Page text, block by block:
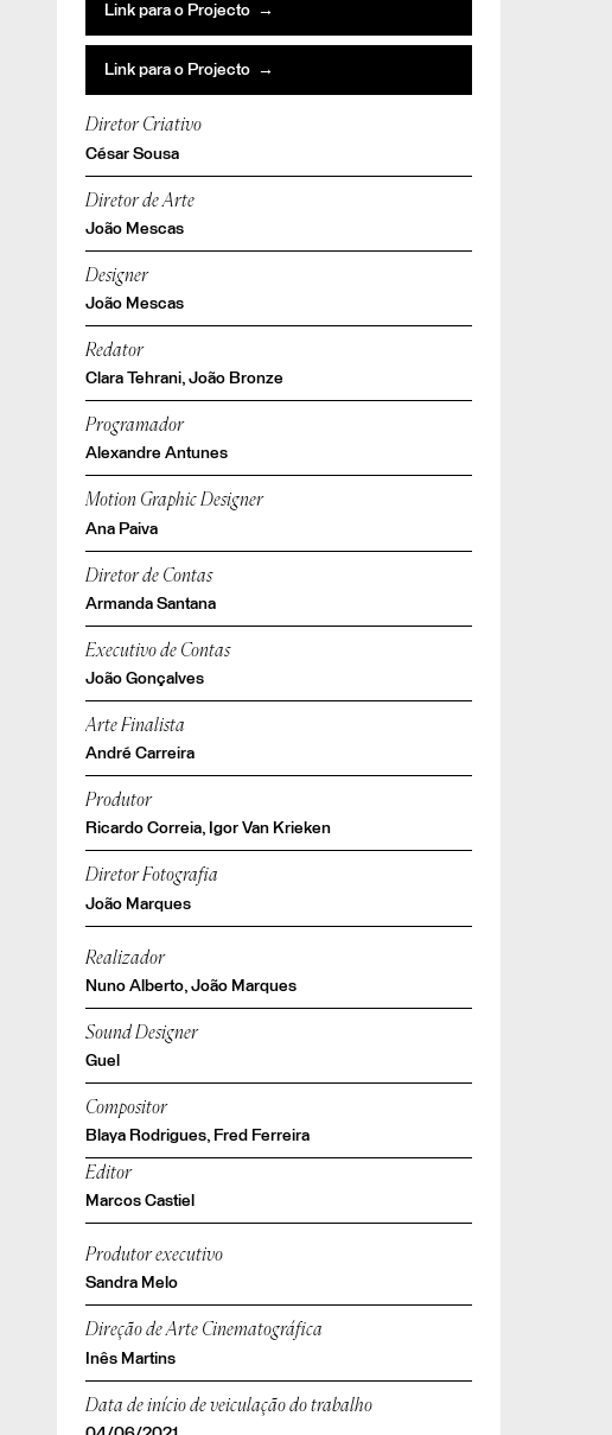
Link para o Projecto →
Link para o Projecto →
Diretor Criativo
César Sousa
Diretor de Arte
João Mescas
Designer
João Mescas
Redator
Clara Tehrani, João Bronze
Programador
Alexandre Antunes
Motion Graphic Designer
Ana Paiva
Diretor de Contas
Armanda Santana
Executivo de Contas
João Gonçalves
Arte Finalista
André Carreira
Produtor
Ricardo Correia, Igor Van Krieken
Diretor Fotografia
João Marques
Realizador
Nuno Alberto, João Marques
Sound Designer
Guel
Compositor
Blaya Rodrigues, Fred Ferreira
Editor
Marcos Castiel
Produtor executivo
Sandra Melo
Direção de Arte Cinematográfica
Inês Martins
Data de início de veiculação do trabalho